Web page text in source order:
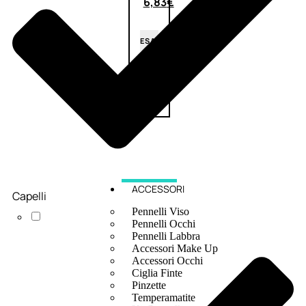
ESAURITO
ACCESSORI
Pennelli Viso
Pennelli Occhi
Pennelli Labbra
Accessori Make Up
Accessori Occhi
Ciglia Finte
Pinzette
Temperamatite
Capelli